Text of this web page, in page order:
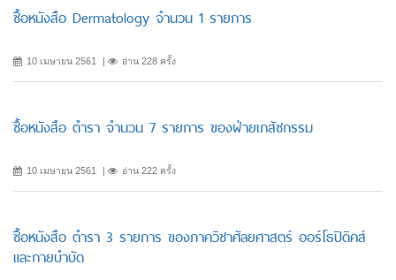
ซื้อหนังสือ Dermatology จำนวน 1 รายการ
10 เมษายน 2561 อ่าน 228 ครั้ง
ซื้อหนังสือ ตำรา จำนวน 7 รายการ ของฝ่ายเภสัชกรรม
10 เมษายน 2561 อ่าน 222 ครั้ง
ซื้อหนังสือ ตำรา 3 รายการ ของภาควิชาศัลยศาสตร์ ออร์โธปิดิคส์
และกายบำบัด